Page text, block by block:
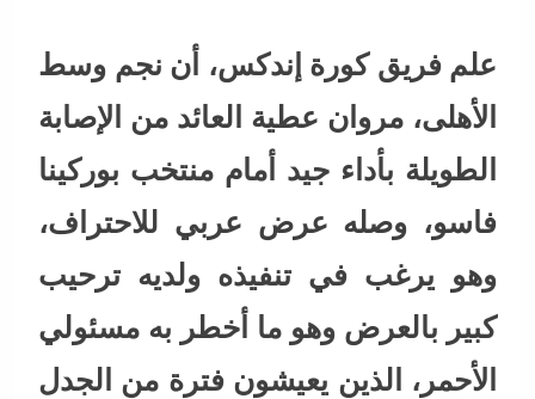
علم فريق كورة إندكس، أن نجم وسط
الأهلى، مروان عطية العائد من الإصابة
الطويلة بأداء جيد أمام منتخب بوركينا
فاسو، وصله عرض عربي للاحتراف،
وهو يرغب في تنفيذه ولديه ترحيب
كبير بالعرض وهو ما أخطر به مسئولي
الأحمر، الذين يعيشون فترة من الجدل